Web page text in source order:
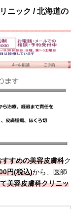
ニック / 北海道の
すすめの美容皮膚科ク
円(税込)から、医師
美容皮膚科クリニッ